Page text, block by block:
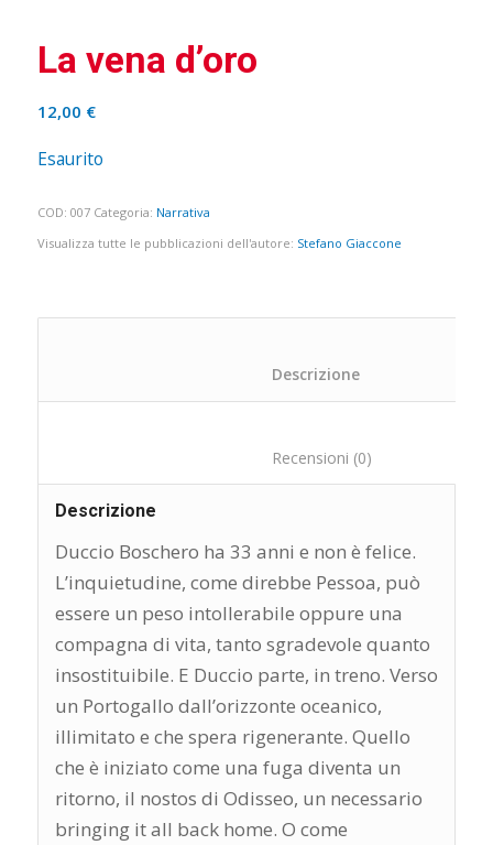
La vena d’oro
12,00 €
Esaurito
COD: 007 Categoria: Narrativa
Visualizza tutte le pubblicazioni dell'autore: Stefano Giaccone
Descrizione
Duccio Boschero ha 33 anni e non è felice.
L’inquietudine, come direbbe Pessoa, può
essere un peso intollerabile oppure una
compagna di vita, tanto sgradevole quanto
insostituibile. E Duccio parte, in treno. Verso
un Portogallo dall’orizzonte oceanico,
illimitato e che spera rigenerante. Quello
che è iniziato come una fuga diventa un
ritorno, il nostos di Odisseo, un necessario
bringing it all back home. O come